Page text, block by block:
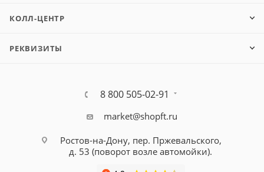
КОЛЛ-ЦЕНТР
РЕКВИЗИТЫ
8 800 505-02-91
market@shopft.ru
Ростов-на-Дону, пер. Пржевальского,
д. 53 (поворот возле автомойки).